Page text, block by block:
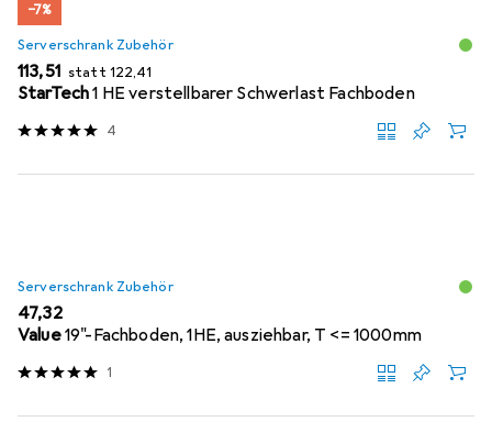
−7%
Serverschrank Zubehör
EUR
113,51 statt EUR
122,41
StarTech1 HE verstellbarer Schwerlast Fachboden
4
Serverschrank Zubehör
EUR
47,32
Value19"-Fachboden, 1HE, ausziehbar, T <= 1000mm
1